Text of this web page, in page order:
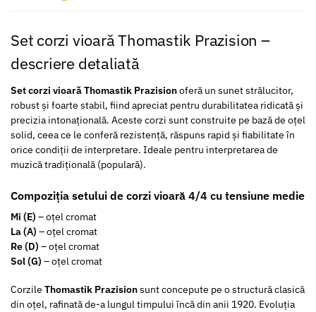
Set corzi vioară Thomastik Prazision –
descriere detaliată
Set corzi vioară Thomastik Prazisionoferă un sunet strălucitor,
robust și foarte stabil, fiind apreciat pentru durabilitatea ridicată și
precizia intonațională. Aceste corzi sunt construite pe bază de oțel
solid, ceea ce le conferă rezistență, răspuns rapid și fiabilitate în
orice condiții de interpretare. Ideale pentru interpretarea de
muzică tradițională (populară).
Compoziția setului de corzi vioară 4/4 cu tensiune medie
Mi (E) – oțel cromat
La (A) – oțel cromat
Re (D) – oțel cromat
Sol (G) – oțel cromat
Corzile Thomastik Prazisionsunt concepute pe o structură clasică
din oțel, rafinată de-a lungul timpului încă din anii 1920. Evoluția